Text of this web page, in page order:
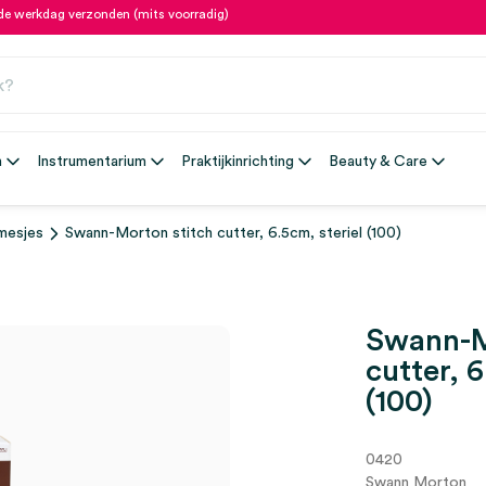
werkdag verzonden (mits voorradig)
Instrumentarium Praktijkinrichting Beauty & Care
Swann-Morton stitch cutter, 6.5cm, steriel (100)
Swann-
cutter,
(100)
0420
Swann Morton